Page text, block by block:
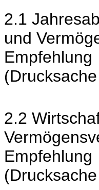
2.1
und
Empfehlung
2.2
Empfehlung